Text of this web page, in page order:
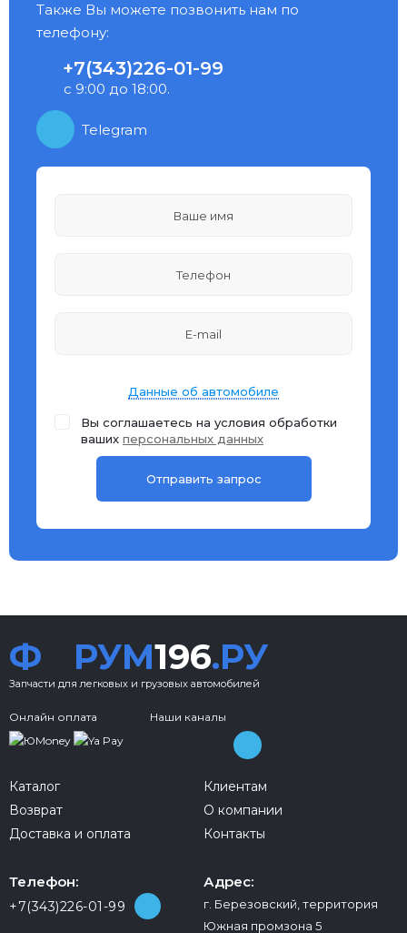
Также Вы можете позвонить нам по
телефону:
+7(343)226-01-99
с 9:00 до 18:00.
Telegram
Данные об автомобиле
Вы соглашаетесь на условия обработки
ваших персональных данных
Ф РУМ196.РУ
Запчасти для легковых и грузовых автомобилей
Онлайн оплата Наши каналы
Каталог
Возврат
Доставка и оплата
Клиентам
О компании
Контакты
Телефон:
+7(343)226-01-99
Адрес:
г. Березовский, территория
Южная промзона 5